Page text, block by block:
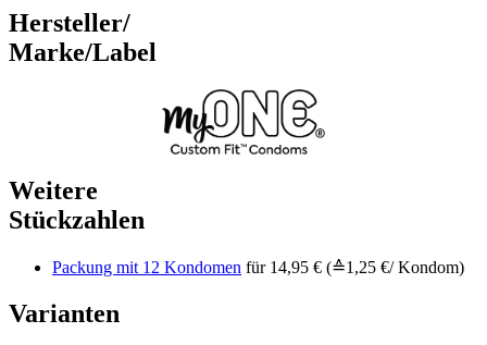
Hersteller/
Marke/Label
Weitere
Stückzahlen
Packung mit 12 Kondomen für 14,95 € (≙1,25 €/ Kondom)
Varianten